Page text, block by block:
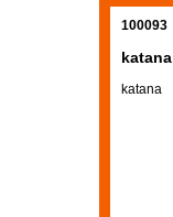
100093
katana
katana